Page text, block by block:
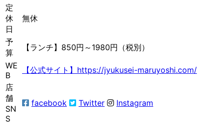
定
休
日
無休
予
算
【ランチ】850円～1980円（税別）
WE
B
【公式サイト】https://jyukusei-maruyoshi.com/
店
舗
SN
S
facebook Twitter Instagram